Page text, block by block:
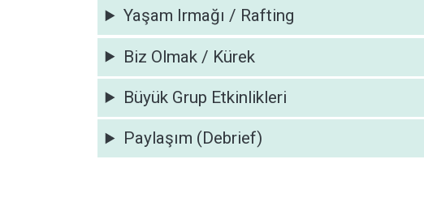
Yaşam Irmağı / Rafting
Biz Olmak / Kürek
Büyük Grup Etkinlikleri
Paylaşım (Debrief)